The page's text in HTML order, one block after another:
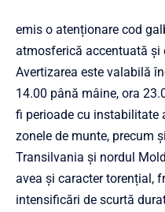
emis o atenționare cod
atmosferică accentuată și
Avertizarea este valabilă
14.00 până mâine, ora
fi perioade cu instabilitate
zonele de munte, precum
Transilvania și nordul
avea și caracter torențial,
intensificări de scurtă